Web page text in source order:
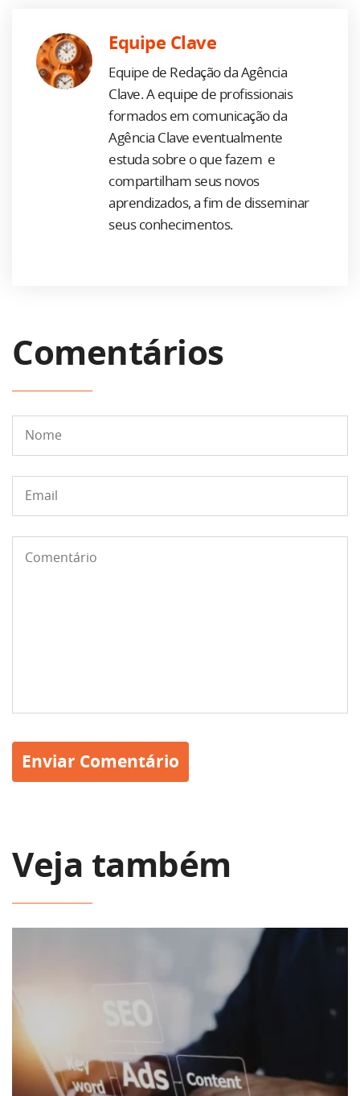
Equipe Clave
Equipe de Redação da Agência
Clave. A equipe de profissionais
formados em comunicação da
Agência Clave eventualmente
estuda sobre o que fazem e
compartilham seus novos
aprendizados, a fim de disseminar
seus conhecimentos.
Comentários
Veja também